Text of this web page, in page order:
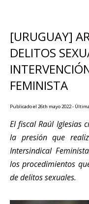
[URUGUAY]
DELITOS
FEMINISTA
Publicado el 26th mayo 2022 -
El fiscal Raúl Iglesias
la presión que
Intersindical
los procedimientos
de delitos sexuales.